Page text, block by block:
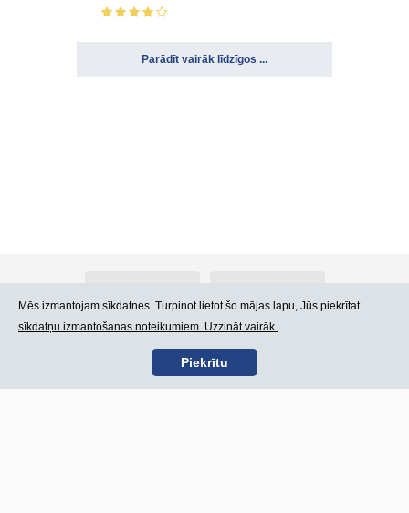
Parādīt vairāk līdzīgos ...
Kontakti Lietošanas noteikumi
Mēs izmantojam sīkdatnes. Turpinot lietot šo mājas lapu, Jūs piekrītat
sīkdatņu izmantošanas noteikumiem. Uzzināt vairāk.
Piekrītu